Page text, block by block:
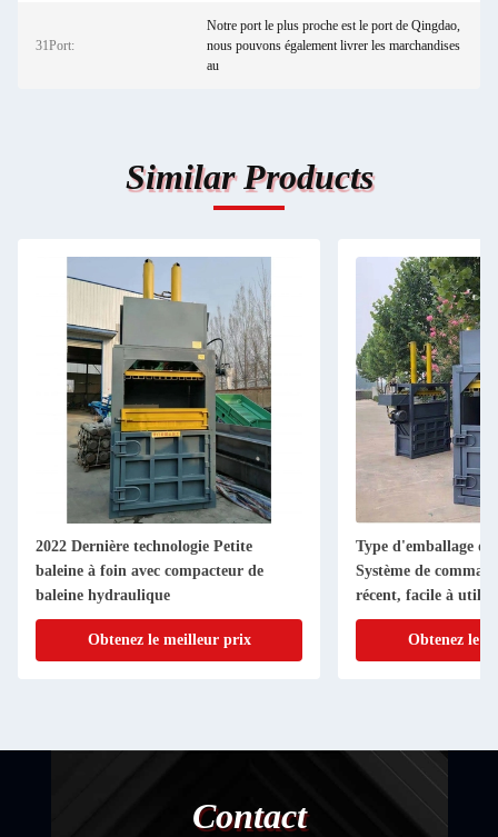
31Port:
Notre port le plus proche est le port de Qingdao,
nous pouvons également livrer les marchandises
au
Similar Products
2022 Dernière technologie Petite
baleine à foin avec compacteur de
baleine hydraulique
Obtenez le meilleur prix
Type d'emballage de
Système de
récent, facile à
Obtenez le
Contact